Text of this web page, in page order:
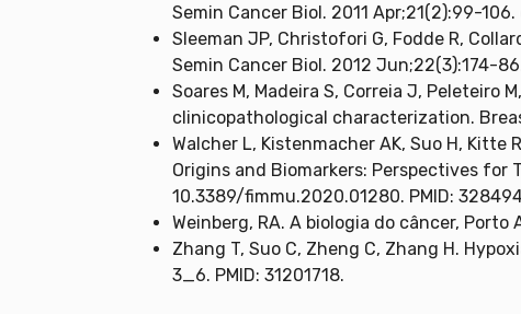
Semin Cancer Biol. 2011 Apr;21(2):99-
Sleeman JP, Christofori G, Fodde R,
Semin Cancer Biol. 2012 Jun;22(3):174-
Soares M, Madeira S, Correia J, Peleteiro
clinicopathological characterization.
Walcher L, Kistenmacher AK, Suo H, Kitte
Origins and Biomarkers: Perspectives for
10.3389/fimmu.2020.01280. PMID:
Weinberg, RA. A biologia do câncer,
Zhang T, Suo C, Zheng C, Zhang H.
3_6. PMID: 31201718.